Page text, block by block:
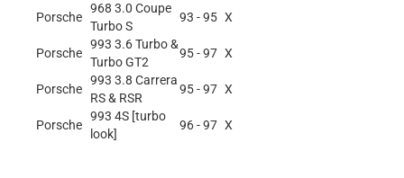
Porsche
968 3.0 Coupe
Turbo S
93 - 95 X
Porsche
993 3.6 Turbo &
Turbo GT2
95 - 97 X
Porsche
993 3.8 Carrera
RS & RSR
95 - 97 X
Porsche
993 4S [turbo
look]
96 - 97 X